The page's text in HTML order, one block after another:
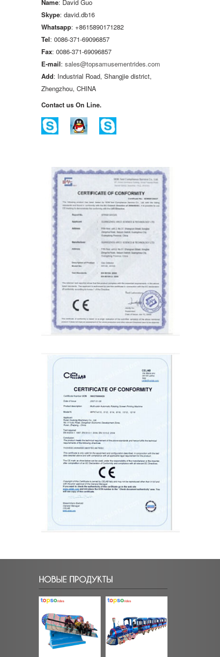
Name: David Guo
Skype: david.db16
Whatsapp: +8615890171282
Tel: 0086-371-69096857
Fax: 0086-371-69096857
E-mail: sales@topsamusementrides.com
Add: Industrial Road, Shangjie district,
Zhengzhou, CHINA
Contact us On Line.